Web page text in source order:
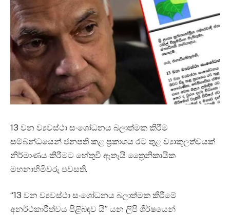
13 වන ව්‍යවස්ථා සංශෝධනය බලාත්මක කිරීම
සම්බන්ධයෙන් ජනපති කළ ප්‍රකාශය රට තුළ ව්‍යාකූලත්වයක්
නිර්මාණය කිරීමට හේතුවී ඇතැයි ත්‍රෛනිකායික
මහනාහිමිවරු පවසති.
“13 වන ව්‍යවස්ථා සංශෝධනය බලාත්මක කිරීමේ
අනර්ථකාරීත්වය පිළිබඳව යි” යන ලිපි ශීර්ෂයෙන්